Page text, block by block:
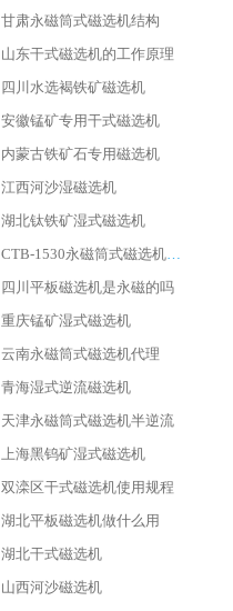
甘肃永磁筒式磁选机结构
山东干式磁选机的工作原理
四川水选褐铁矿磁选机
安徽锰矿专用干式磁选机
内蒙古铁矿石专用磁选机
江西河沙湿磁选机
湖北钛铁矿湿式磁选机
CTB-1530永磁筒式磁选机代理商
四川平板磁选机是永磁的吗
重庆锰矿湿式磁选机
云南永磁筒式磁选机代理
青海湿式逆流磁选机
天津永磁筒式磁选机半逆流
上海黑钨矿湿式磁选机
双滦区干式磁选机使用规程
湖北平板磁选机做什么用
湖北干式磁选机
山西河沙磁选机